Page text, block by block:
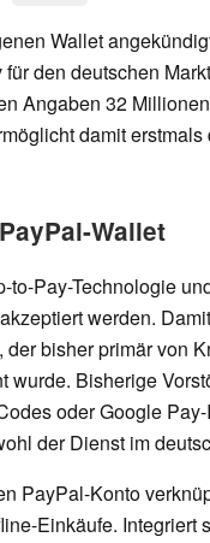
Wallet
den deutschen
Angaben 32 Millionen
damit
Wallet
to-Pay-Technologie
werden.
bisher primär von
wurde. Bisherige
oder Google
der Dienst im
PayPal-Konto
Einkäufe. Integriert